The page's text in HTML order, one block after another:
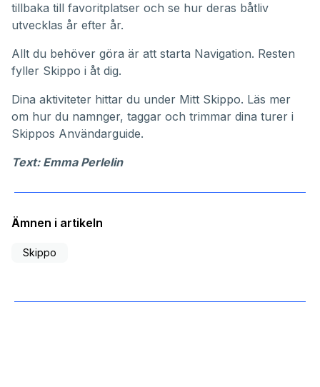
tillbaka till favoritplatser och se hur deras båtliv
utvecklas år efter år.
Allt du behöver göra är att starta Navigation. Resten
fyller Skippo i åt dig.
Dina aktiviteter hittar du under Mitt Skippo. Läs mer
om hur du namnger, taggar och trimmar dina turer i
Skippos Användarguide.
Text: Emma Perlelin
Ämnen i artikeln
Skippo